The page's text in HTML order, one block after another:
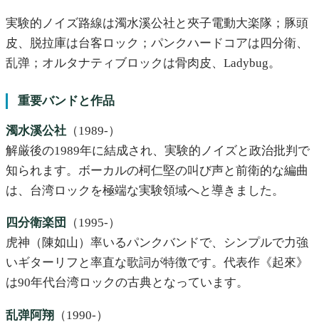
実験的ノイズ路線は濁水溪公社と夾子電動大楽隊；豚頭
皮、脱拉庫は台客ロック；パンクハードコアは四分衛、
乱弹；オルタナティブロックは骨肉皮、Ladybug。
重要バンドと作品
濁水溪公社 （1989-）
解厳後の1989年に結成され、実験的ノイズと政治批判で
知られます。ボーカルの柯仁堅の叫び声と前衛的な編曲
は、台湾ロックを極端な実験領域へと導きました。
四分衛楽団
（1995-）
虎神（陳如山）率いるパンクバンドで、シンプルで力強
いギターリフと率直な歌詞が特徴です。代表作《起來》
は90年代台湾ロックの古典となっています。
乱弹阿翔
（1990-）